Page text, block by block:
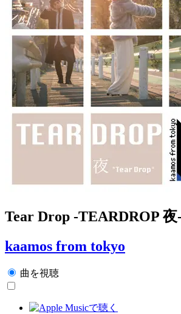
Tear Drop -TEARDROP 夜
kaamos from tokyo
曲を視聴